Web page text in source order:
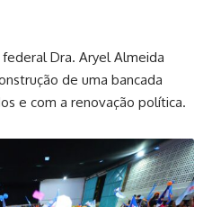
Dra. Aryel Almeida
de uma bancada
e com a renovação política.